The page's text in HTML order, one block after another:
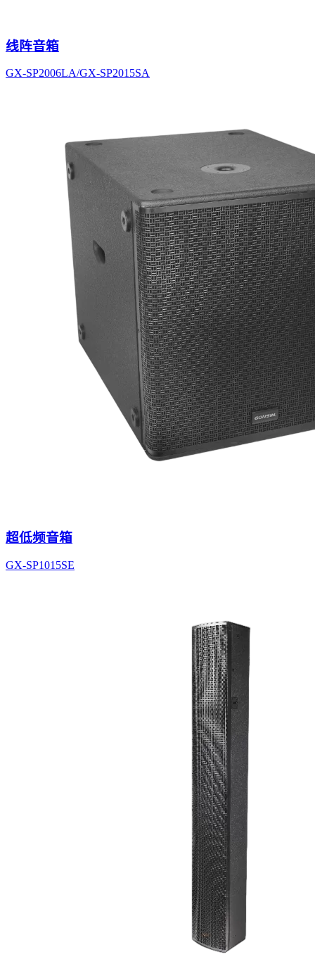
线阵音箱
GX-SP2006LA/GX-SP2015SA
超低频音箱
GX-SP1015SE